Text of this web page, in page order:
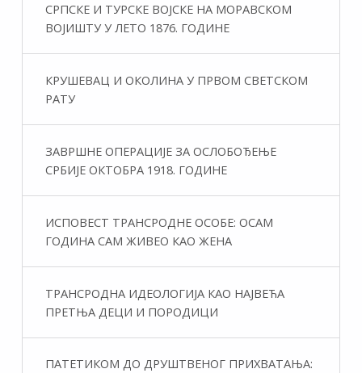
СРПСКЕ И ТУРСКЕ ВОЈСКЕ НА МОРАВСКОМ
ВОЈИШТУ У ЛЕТО 1876. ГОДИНЕ
КРУШЕВАЦ И ОКОЛИНА У ПРВОМ СВЕТСКОМ
РАТУ
ЗАВРШНЕ ОПЕРАЦИЈЕ ЗА ОСЛОБОЂЕЊЕ
СРБИЈЕ ОКТОБРА 1918. ГОДИНЕ
ИСПОВЕСТ ТРАНСРОДНЕ ОСОБЕ: ОСАМ
ГОДИНА САМ ЖИВЕО КАО ЖЕНА
ТРАНСРОДНА ИДЕОЛОГИЈА КАО НАЈВЕЋА
ПРЕТЊА ДЕЦИ И ПОРОДИЦИ
ПАТЕТИКОМ ДО ДРУШТВЕНОГ ПРИХВАТАЊА: